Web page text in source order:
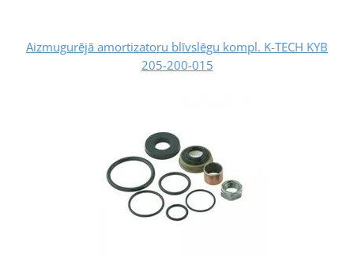
Aizmugurējā amortizatoru blīvslēgu kompl. K-TECH KYB
205-200-015